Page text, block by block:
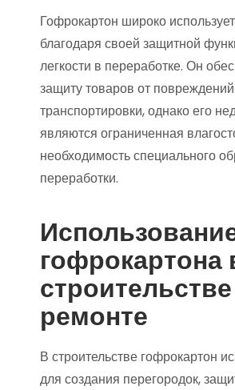
Гофрокартон широко
благодаря своей защитной
легкости в переработке. Он
защиту товаров от
транспортировки, однако его
являются ограниченная
необходимость специального
переработки.
гофрокартона
ремонте
В строительстве гофрокартон
для создания перегородок,